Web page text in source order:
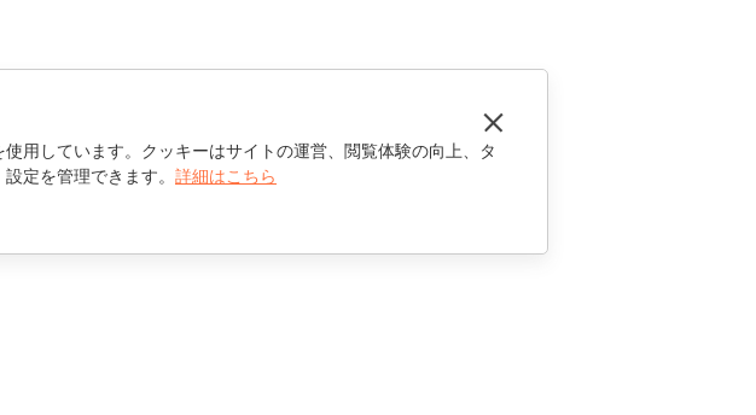
用しています。クッキーはサイトの運営、閲覧体験の向上、タ
定を管理できます。 詳細はこちら